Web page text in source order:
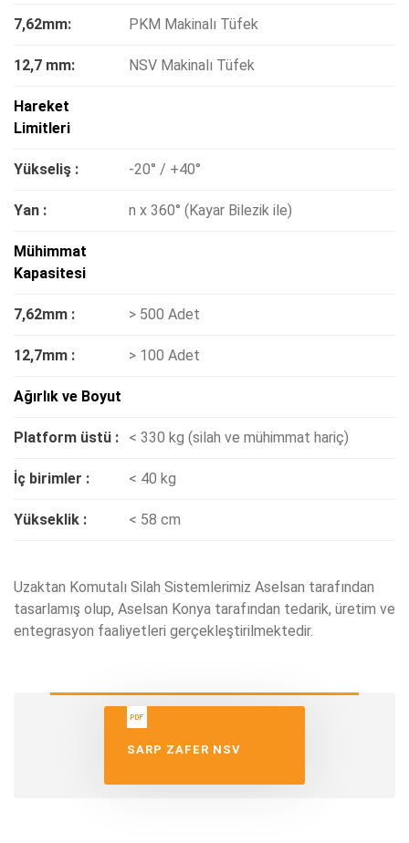
7,62mm: PKM Makinalı Tüfek
12,7 mm: NSV Makinalı Tüfek
Hareket
Limitleri
Yükseliş : -20° / +40°
Yan : n x 360° (Kayar Bilezik ile)
Mühimmat
Kapasitesi
7,62mm : > 500 Adet
12,7mm : > 100 Adet
Ağırlık ve Boyut
Platform üstü : < 330 kg (silah ve mühimmat hariç)
İç birimler : < 40 kg
Yükseklik : < 58 cm
Uzaktan Komutalı Silah Sistemlerimiz Aselsan tarafından
tasarlamış olup, Aselsan Konya tarafından tedarik, üretim ve
entegrasyon faaliyetleri gerçekleştirilmektedir.
SARP ZAFER NSV